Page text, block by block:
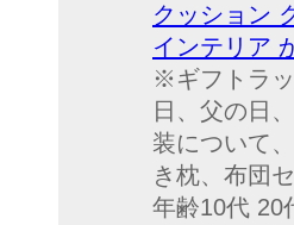
クッション
インテリア
※ギフトラ
日、父の日
装について
き枕、布団
年齢10代 20